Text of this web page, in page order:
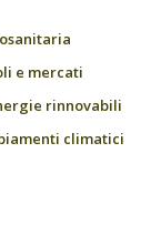
e mercati
rinnovabili
climatici